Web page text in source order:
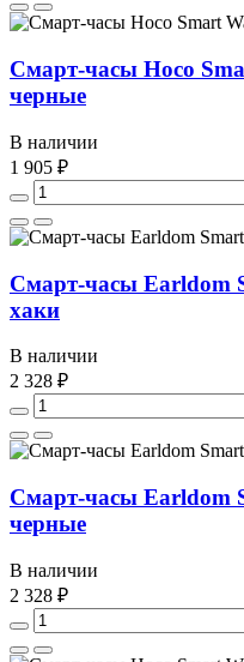
Смарт-часы Hoco
черные
В наличии
1 905 ₽
Смарт-часы Earldom
хаки
В наличии
2 328 ₽
Смарт-часы Earldom
черные
В наличии
2 328 ₽